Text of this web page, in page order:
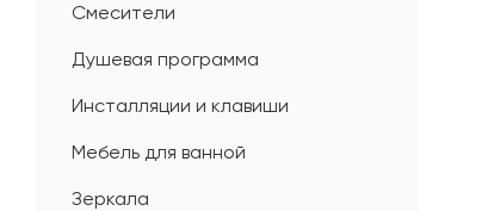
Смесители
Душевая программа
Инсталляции и клавиши
Мебель для ванной
Зеркала